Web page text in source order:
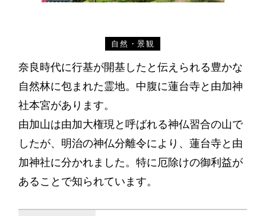
自然・景観
奈良時代に行基が開基したと伝えられる豊かな
自然林に包まれた霊地。中腹に蓮台寺と由加神
社本宮があります。
由加山は由加大権現と呼ばれる神仏習合の山で
したが、明治の神仏分離令により、蓮台寺と由
加神社に分かれました。特に厄除けの御利益が
あることで知られています。